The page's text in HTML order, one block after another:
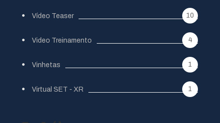
Vídeo Teaser 10
Video Treinamento 4
Vinhetas 1
Virtual SET - XR 1